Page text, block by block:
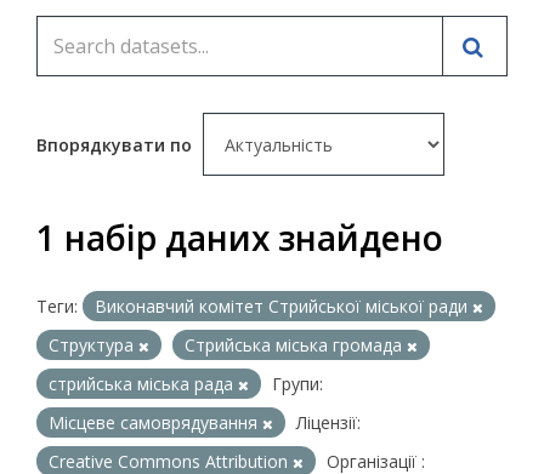
Впорядкувати по
1 набір даних знайдено
Теги:
Виконавчий комітет Стрийської міської ради
Структура
Стрийська міська громада
стрийська міська рада
Групи:
Місцеве самоврядування
Ліцензії:
Creative Commons Attribution
Організації :